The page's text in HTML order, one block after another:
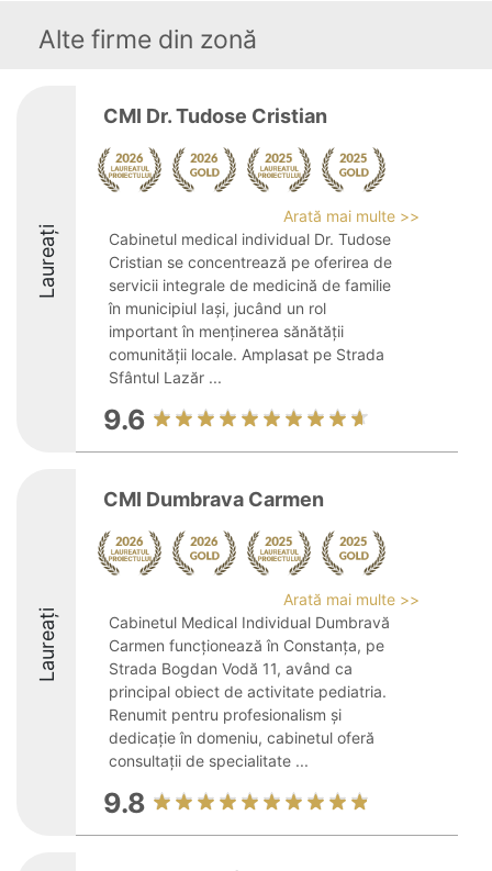
Alte firme din zonă
Laureați
CMI Dr. Tudose Cristian
Arată mai multe >>
Cabinetul medical individual Dr. Tudose
Cristian se concentrează pe oferirea de
servicii integrale de medicină de familie
în municipiul Iași, jucând un rol
important în menținerea sănătății
comunității locale. Amplasat pe Strada
Sfântul Lazăr ...
9.6
Laureați
CMI Dumbrava Carmen
Arată mai multe >>
Cabinetul Medical Individual Dumbravă
Carmen funcționează în Constanța, pe
Strada Bogdan Vodă 11, având ca
principal obiect de activitate pediatria.
Renumit pentru profesionalism și
dedicație în domeniu, cabinetul oferă
consultații de specialitate ...
9.8